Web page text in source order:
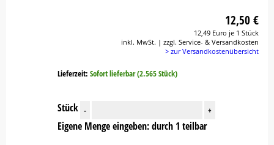
12,50 €
12,49 Euro je 1 Stück
inkl. MwSt. | zzgl. Service- & Versandkosten
> zur Versandkostenübersicht
Lieferzeit: Sofort lieferbar (2.565 Stück)
Stück - +
Eigene Menge eingeben: durch 1 teilbar